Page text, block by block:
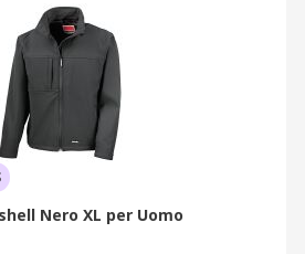
Nero XL per Uomo